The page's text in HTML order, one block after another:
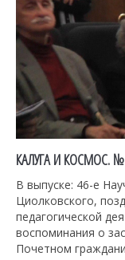
КАЛУГА И КОСМОС.
В выпуске: 46-е
Циолковского,
педагогической
воспоминания о
Почетном